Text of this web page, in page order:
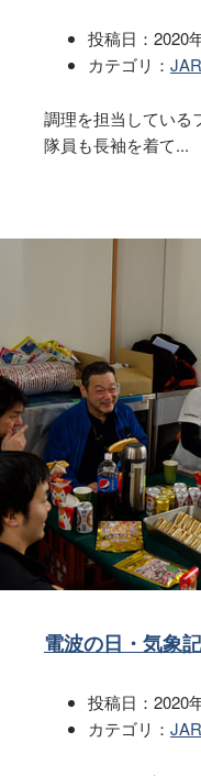
投稿日： 2020
カテゴリ：
調理を担当している
隊員も長袖を着て...
電波の日・気象
投稿日： 2020
カテゴリ：